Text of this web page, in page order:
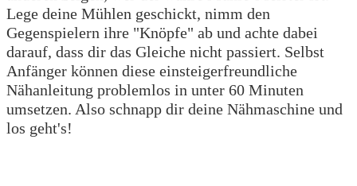
Lege deine Mühlen geschickt, nimm den
Gegenspielern ihre "Knöpfe" ab und achte dabei
darauf, dass dir das Gleiche nicht passiert. Selbst
Anfänger können diese einsteigerfreundliche
Nähanleitung problemlos in unter 60 Minuten
umsetzen. Also schnapp dir deine Nähmaschine und
los geht's!